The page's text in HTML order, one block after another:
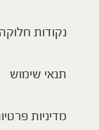
נקודות חלוקה
תנאי שימוש
מדיניות